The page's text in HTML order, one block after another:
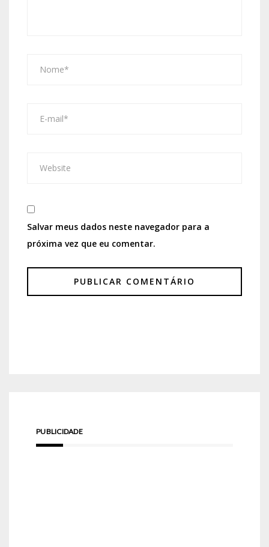
Salvar meus dados neste navegador para a
próxima vez que eu comentar.
PUBLICIDADE